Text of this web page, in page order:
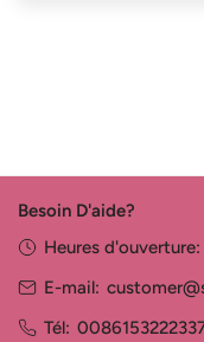
Besoin D'aide?
Heures d'ouverture:
E-mail:
Tél: